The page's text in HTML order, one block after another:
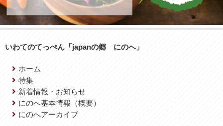
いわてのてっぺん「japanの郷 にのへ」
ホーム
特集
新着情報・お知らせ
にのへ基本情報（概要）
にのへアーカイブ